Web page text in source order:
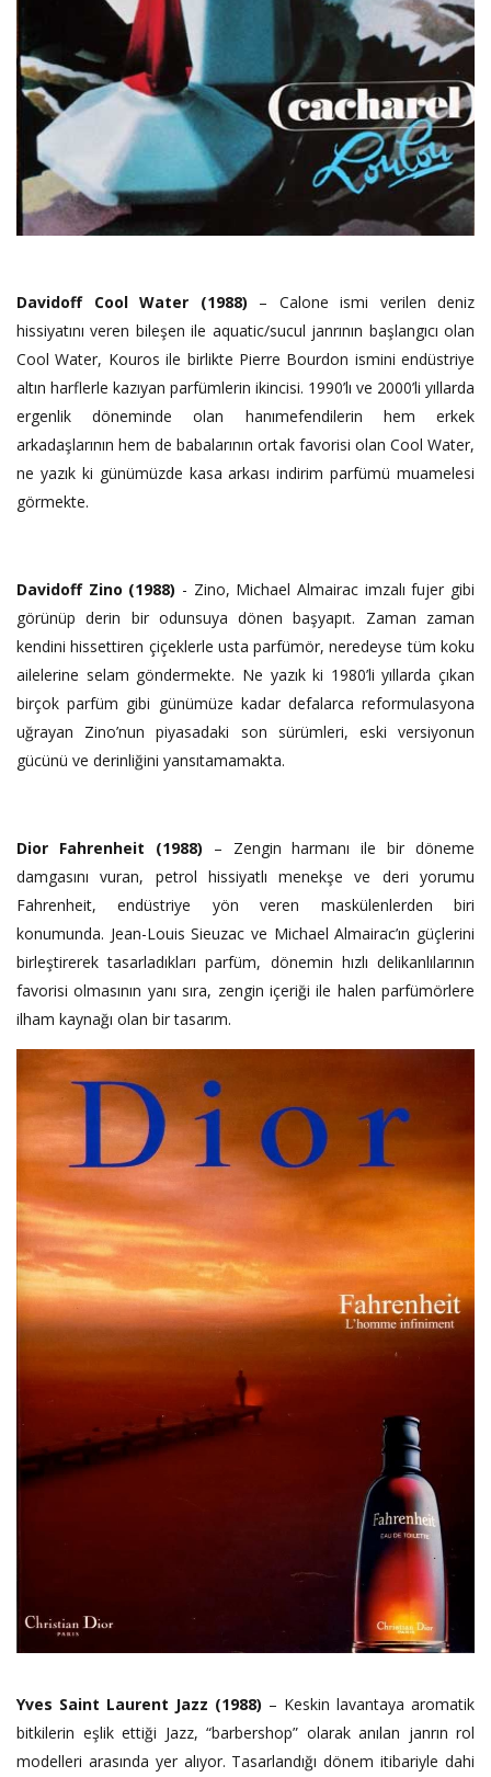
Davidoff Cool Water (1988) – Calone ismi verilen deniz
hissiyatını veren bileşen ile aquatic/sucul janrının başlangıcı olan
Cool Water, Kouros ile birlikte Pierre Bourdon ismini endüstriye
altın harflerle kazıyan parfümlerin ikincisi. 1990’lı ve 2000’li yıllarda
ergenlik döneminde olan hanımefendilerin hem erkek
arkadaşlarının hem de babalarının ortak favorisi olan Cool Water,
ne yazık ki günümüzde kasa arkası indirim parfümü muamelesi
görmekte.
Davidoff Zino (1988) - Zino, Michael Almairac imzalı fujer gibi
görünüp derin bir odunsuya dönen başyapıt. Zaman zaman
kendini hissettiren çiçeklerle usta parfümör, neredeyse tüm koku
ailelerine selam göndermekte. Ne yazık ki 1980’li yıllarda çıkan
birçok parfüm gibi günümüze kadar defalarca reformulasyona
uğrayan Zino’nun piyasadaki son sürümleri, eski versiyonun
gücünü ve derinliğini yansıtamamakta.
Dior Fahrenheit (1988) – Zengin harmanı ile bir döneme
damgasını vuran, petrol hissiyatlı menekşe ve deri yorumu
Fahrenheit, endüstriye yön veren maskülenlerden biri
konumunda. Jean-Louis Sieuzac ve Michael Almairac’ın güçlerini
birleştirerek tasarladıkları parfüm, dönemin hızlı delikanlılarının
favorisi olmasının yanı sıra, zengin içeriği ile halen parfümörlere
ilham kaynağı olan bir tasarım.
Yves Saint Laurent Jazz (1988) – Keskin lavantaya aromatik
bitkilerin eşlik ettiği Jazz, “barbershop” olarak anılan janrın rol
modelleri arasında yer alıyor. Tasarlandığı dönem itibariyle dahi